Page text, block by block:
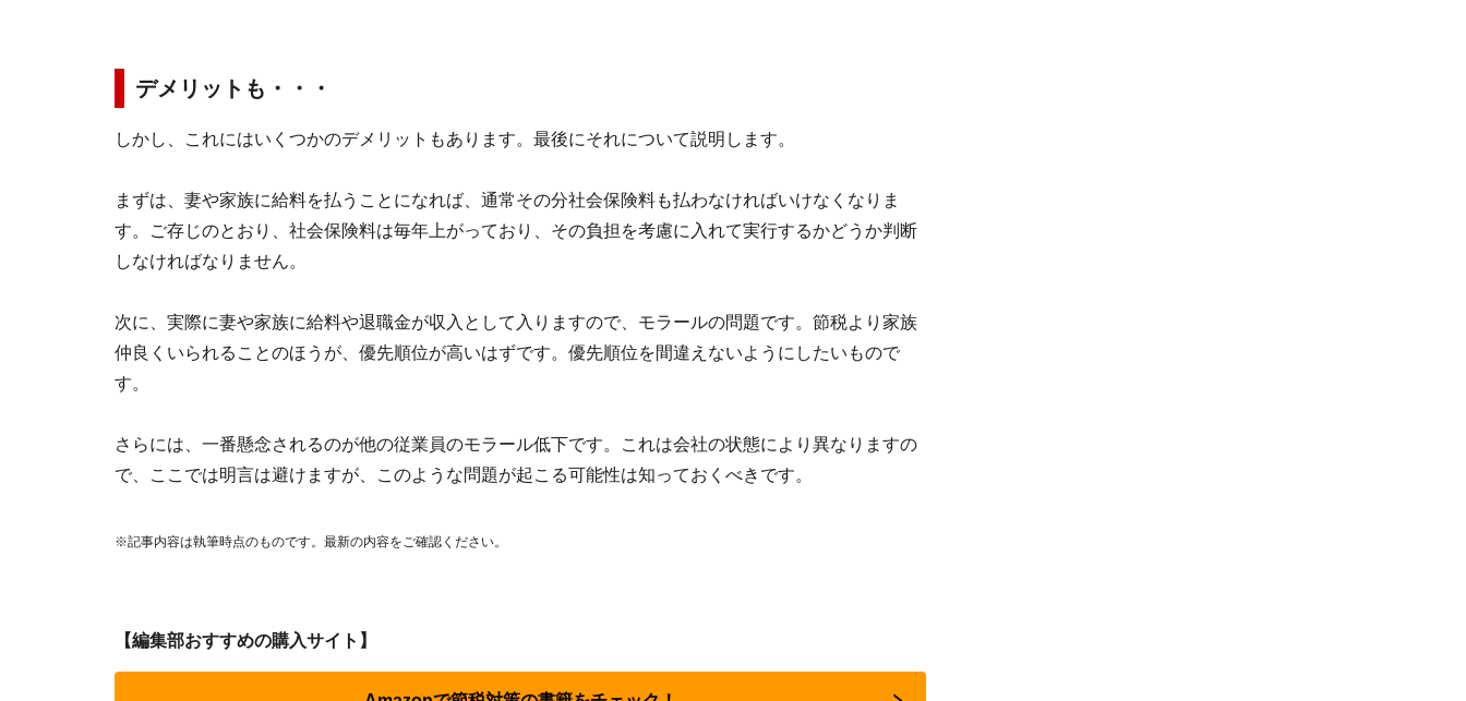
デメリットも・・・
しかし、これにはいくつかのデメリットもあります。最後にそれについて説明します。
まずは、妻や家族に給料を払うことになれば、通常その分社会保険料も払わなければいけなくなりま
す。ご存じのとおり、社会保険料は毎年上がっており、その負担を考慮に入れて実行するかどうか判断
しなければなりません。
次に、実際に妻や家族に給料や退職金が収入として入りますので、モラールの問題です。節税より家族
仲良くいられることのほうが、優先順位が高いはずです。優先順位を間違えないようにしたいもので
す。
さらには、一番懸念されるのが他の従業員のモラール低下です。これは会社の状態により異なりますの
で、ここでは明言は避けますが、このような問題が起こる可能性は知っておくべきです。
※記事内容は執筆時点のものです。最新の内容をご確認ください。
【編集部おすすめの購入サイト】